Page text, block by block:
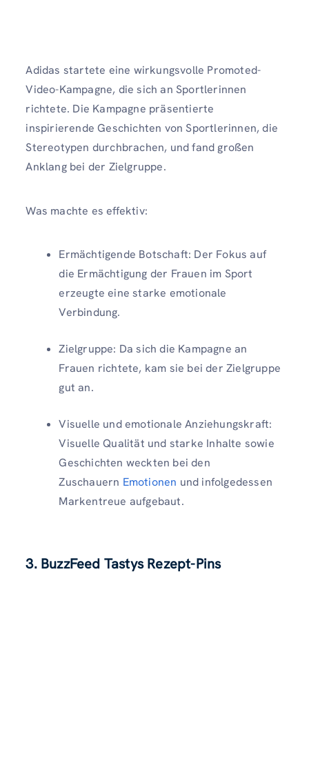
Adidas startete eine wirkungsvolle Promoted-
Video-Kampagne, die sich an Sportlerinnen
richtete. Die Kampagne präsentierte
inspirierende Geschichten von Sportlerinnen, die
Stereotypen durchbrachen, und fand großen
Anklang bei der Zielgruppe.
Was machte es effektiv:
Ermächtigende Botschaft: Der Fokus auf
die Ermächtigung der Frauen im Sport
erzeugte eine starke emotionale
Verbindung.
Zielgruppe: Da sich die Kampagne an
Frauen richtete, kam sie bei der Zielgruppe
gut an.
Visuelle und emotionale Anziehungskraft:
Visuelle Qualität und starke Inhalte sowie
Geschichten weckten bei den
Zuschauern Emotionen und infolgedessen
Markentreue aufgebaut.
3. BuzzFeed Tastys Rezept-Pins